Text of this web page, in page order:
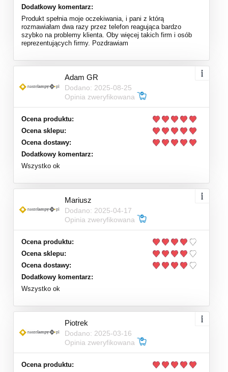
Dodatkowy komentarz:
Produkt spełnia moje oczekiwania, i pani z którą
rozmawiałam dwa razy przez telefon reagująca bardzo
szybko na problemy klienta. Oby więcej takich firm i osób
reprezentujących firmy. Pozdrawiam
Adam GR
Dodano: 2025-08-25
Opinia zweryfikowana
Ocena produktu:
Ocena sklepu:
Ocena dostawy:
Dodatkowy komentarz:
Wszystko ok
Mariusz
Dodano: 2025-04-17
Opinia zweryfikowana
Ocena produktu:
Ocena sklepu:
Ocena dostawy:
Dodatkowy komentarz:
Wszystko ok
Piotrek
Dodano: 2025-03-16
Opinia zweryfikowana
Ocena produktu: